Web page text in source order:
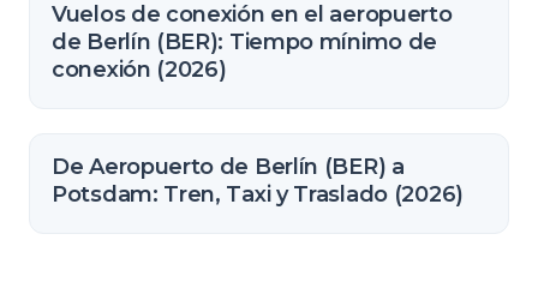
Vuelos de conexión en el aeropuerto
de Berlín (BER): Tiempo mínimo de
conexión (2026)
De Aeropuerto de Berlín (BER) a
Potsdam: Tren, Taxi y Traslado (2026)